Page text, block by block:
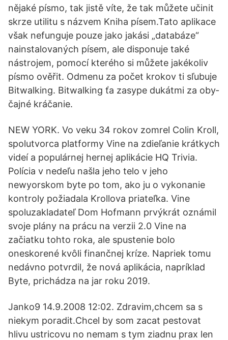
nějaké písmo, tak jistě víte, že tak můžete učinit
skrze utilitu s názvem Kniha písem.Tato aplikace
však nefunguje pouze jako jakási „databáze“
nainstalovaných písem, ale disponuje také
nástrojem, pomocí kterého si můžete jakékoliv
písmo ověřit. Od­menu za po­čet kro­kov ti sľu­buje
Bit­wal­king. Bit­wal­king ťa za­sype du­kátmi za oby­
čajné krá­ča­nie.
NEW YORK. Vo veku 34 rokov zomrel Colin Kroll,
spolutvorca platformy Vine na zdieľanie krátkych
videí a populárnej hernej aplikácie HQ Trivia.
Polícia v nedeľu našla jeho telo v jeho
newyorskom byte po tom, ako ju o vykonanie
kontroly požiadala Krollova priateľka. Vine
spoluzakladateľ Dom Hofmann prvýkrát oznámil
svoje plány na prácu na verzii 2.0 Vine na
začiatku tohto roka, ale spustenie bolo
oneskorené kvôli finančnej kríze. Napriek tomu
nedávno potvrdil, že nová aplikácia, napríklad
Byte, prichádza na jar roku 2019.
Janko9 14.9.2008 12:02. Zdravim,chcem sa s
niekym poradit.Chcel by som zacat pestovat
hlivu ustricovu no nemam s tym ziadnu prax len